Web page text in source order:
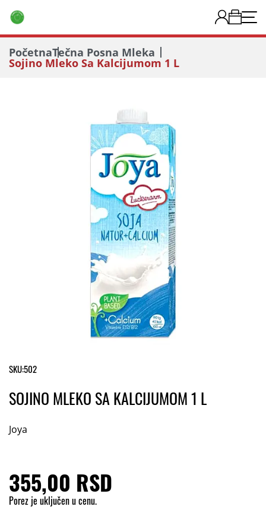
PočetnaTečna Posna Mleka
Sojino Mleko Sa Kalcijumom 1 L
SKU:502
SOJINO MLEKO SA KALCIJUMOM 1 L
Joya
355,00 RSD
Porez je uključen u cenu.